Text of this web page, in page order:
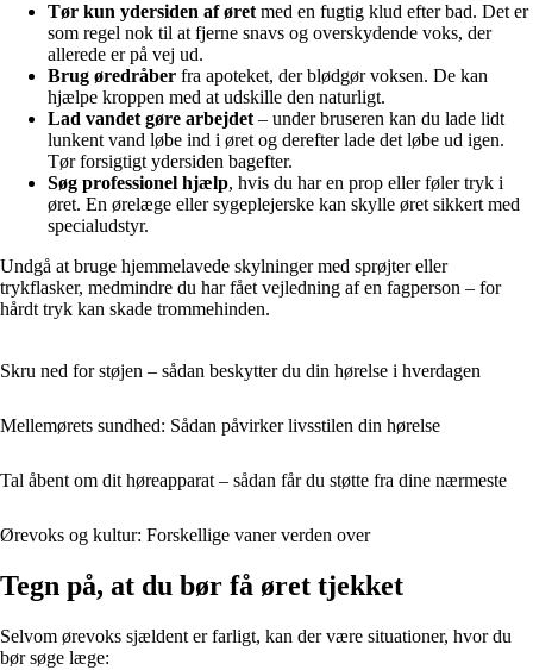
Tør kun ydersiden af øret med en fugtig klud efter bad. Det er
som regel nok til at fjerne snavs og overskydende voks, der
allerede er på vej ud.
Brug øredråber fra apoteket, der blødgør voksen. De kan
hjælpe kroppen med at udskille den naturligt.
Lad vandet gøre arbejdet – under bruseren kan du lade lidt
lunkent vand løbe ind i øret og derefter lade det løbe ud igen.
Tør forsigtigt ydersiden bagefter.
Søg professionel hjælp, hvis du har en prop eller føler tryk i
øret. En ørelæge eller sygeplejerske kan skylle øret sikkert med
specialudstyr.
Undgå at bruge hjemmelavede skylninger med sprøjter eller
trykflasker, medmindre du har fået vejledning af en fagperson – for
hårdt tryk kan skade trommehinden.
Skru ned for støjen – sådan beskytter du din hørelse i hverdagen
Mellemørets sundhed: Sådan påvirker livsstilen din hørelse
Tal åbent om dit høreapparat – sådan får du støtte fra dine nærmeste
Ørevoks og kultur: Forskellige vaner verden over
Tegn på, at du bør få øret tjekket
Selvom ørevoks sjældent er farligt, kan der være situationer, hvor du
bør søge læge: